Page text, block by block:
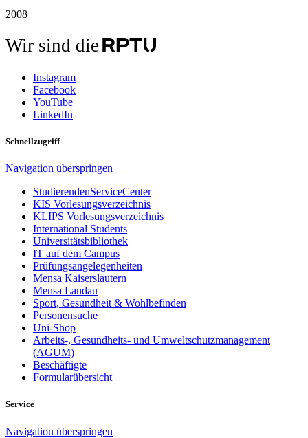
2008
Wir sind die
Instagram
Facebook
YouTube
LinkedIn
Schnellzugriff
Navigation überspringen
StudierendenServiceCenter
KIS Vorlesungsverzeichnis
KLIPS Vorlesungsverzeichnis
International Students
Universitätsbibliothek
IT auf dem Campus
Prüfungsangelegenheiten
Mensa Kaiserslautern
Mensa Landau
Sport, Gesundheit & Wohlbefinden
Personensuche
Uni-Shop
Arbeits-, Gesundheits- und Umweltschutzmanagement
(AGUM)
Beschäftigte
Formularübersicht
Service
Navigation überspringen